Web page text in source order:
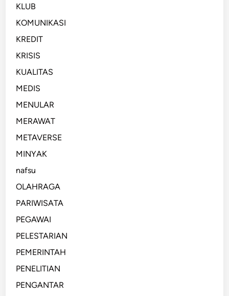
KLUB
KOMUNIKASI
KREDIT
KRISIS
KUALITAS
MEDIS
MENULAR
MERAWAT
METAVERSE
MINYAK
nafsu
OLAHRAGA
PARIWISATA
PEGAWAI
PELESTARIAN
PEMERINTAH
PENELITIAN
PENGANTAR